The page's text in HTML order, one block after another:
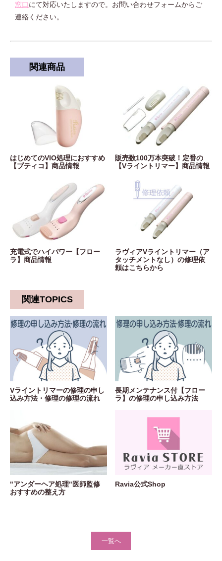
窓口にて対応いたしますので。お問い合わせフォームからご
連絡ください。
関連商品
はじめてのVIO処理におすすめ
【プティコ】商品情報
販売数100万本突破！定番の
【Vライントリマー】商品情報
充電式でハイパワー【フロー
ラ】商品情報
ラヴィアVライントリマー（ア
タッチメントなし）の修理依
頼はこちらから
関連TOPICS
Vライントリマーの修理の申し
込み方法・修理の修理の流れ
長期メンテナンス付【フロー
ラ】の修理の申し込み方法
"アンダーヘア処理"医師監修
おすすめの整え方
Ravia公式Shop
一覧へ